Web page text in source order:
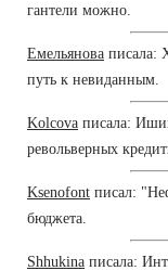
гантели можно.
Емельянова писала:
путь к невиданным.
Kolcova писала:
револьверных
Ksenofont писал:
бюджета.
Shhukina писала: